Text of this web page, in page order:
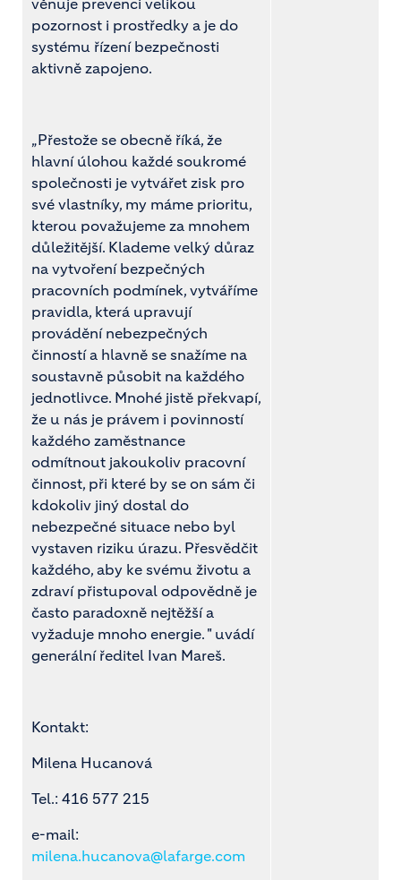
věnuje prevenci velikou
pozornost i prostředky a je do
systému řízení bezpečnosti
aktivně zapojeno.
„Přestože se obecně říká, že
hlavní úlohou každé soukromé
společnosti je vytvářet zisk pro
své vlastníky, my máme prioritu,
kterou považujeme za mnohem
důležitější. Klademe velký důraz
na vytvoření bezpečných
pracovních podmínek, vytváříme
pravidla, která upravují
provádění nebezpečných
činností a hlavně se snažíme na
soustavně působit na každého
jednotlivce. Mnohé jistě překvapí,
že u nás je právem i povinností
každého zaměstnance
odmítnout jakoukoliv pracovní
činnost, při které by se on sám či
kdokoliv jiný dostal do
nebezpečné situace nebo byl
vystaven riziku úrazu. Přesvědčit
každého, aby ke svému životu a
zdraví přistupoval odpovědně je
často paradoxně nejtěžší a
vyžaduje mnoho energie. " uvádí
generální ředitel Ivan Mareš.
Kontakt:
Milena Hucanová
Tel.: 416 577 215
e-mail:
milena.hucanova@lafarge.com